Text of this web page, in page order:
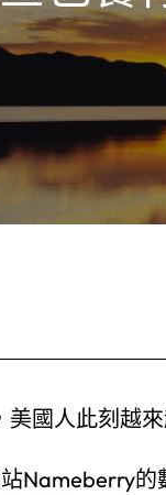
美國人此刻越
Nameberry